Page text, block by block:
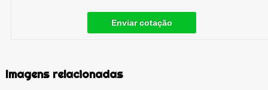
Enviar cotação
Imagens relacionadas